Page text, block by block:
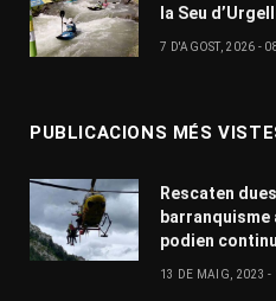
la Seu
7 D'AGOST, 2026 -
PUBLICACIONS MÉS
Rescaten
barranquisme
podien
13 DE MAIG, 2023 -